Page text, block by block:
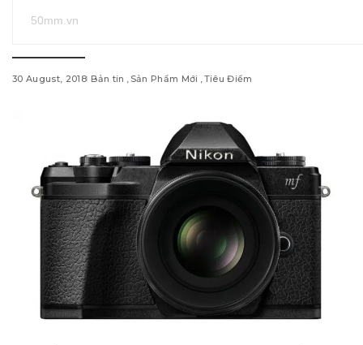
50mm.vn
30 August, 2018 Bản tin Sản Phẩm Mới Tiêu Điểm